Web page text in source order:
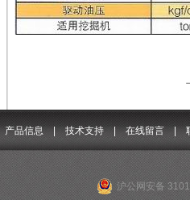
产品信息| 技术支持|在线留言 |
沪公网安备